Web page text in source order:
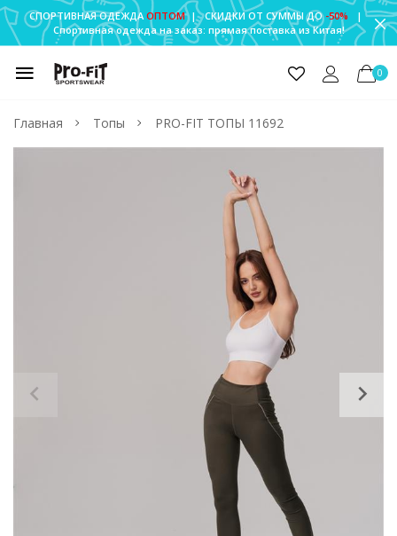
СПОРТИВНАЯ ОДЕЖДА ОПТОМ| СКИДКИ ОТ СУММЫ ДО-50%
|
Спортивная одежда на заказ: прямая поставка из Китая!
0
Главная Топы PRO-FIT ТОПЫ 11692